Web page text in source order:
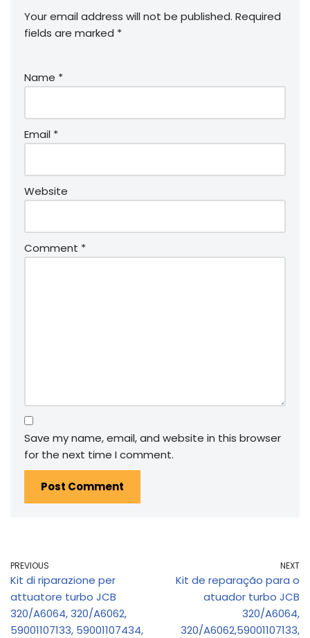
Your email address will not be published. Required
fields are marked *
Name *
Email *
Website
Comment *
Save my name, email, and website in this browser
for the next time I comment.
PREVIOUS
Kit di riparazione per
attuatore turbo JCB
320/A6064, 320/A6062,
59001107133, 59001107434,
NEXT
Kit de reparação para o
atuador turbo JCB
320/A6064,
320/A6062,59001107133,